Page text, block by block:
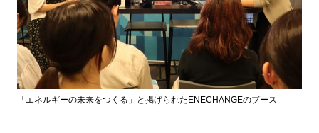
「エネルギーの未来をつくる」と掲げられたENECHANGEのブース